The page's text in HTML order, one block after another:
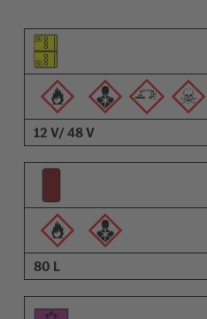
Piktogram for elementet
Piktogrammer for advarsler
Beskrivelse
12 V/ 48 V
80 L